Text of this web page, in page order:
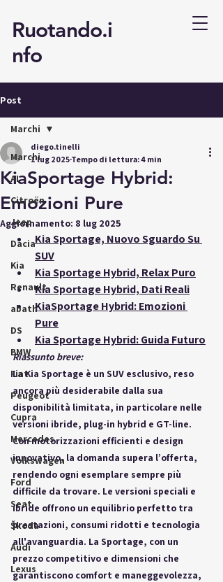
Ruotando.i
nfo
Post
Marchi
AI
Citroën
Jeep
Dacia
Kia
Renault
abath
DS
BMW
Fiat
Peugeot
Cupra
Mercedes
Volkswagen
Ford
Seat
Škoda
Audi
Lexus
Marchi
KiaSportage Hybrid:
Emozioni Pure
diego.tinelli
1 lug 2025Tempo di lettura: 4 min
Aggiornamento: 8 lug 2025
Kia Sportage, Nuovo Sguardo Su
SUV
Kia Sportage Hybrid, Relax Puro
Kia Sportage Hybrid, Dati Reali
KiaSportage Hybrid: Emozioni
Pure
Kia Sportage Hybrid: Guida Futuro
Riassunto breve:
La Kia Sportage è un SUV esclusivo, reso
ancora più desiderabile dalla sua
disponibilità limitata, in particolare nelle
versioni ibride, plug-in hybrid e GT-line.
Con motorizzazioni efficienti e design
innovativo, la domanda supera l’offerta,
rendendo ogni esemplare sempre più
difficile da trovare. Le versioni speciali e
ibride offrono un equilibrio perfetto tra
prestazioni, consumi ridotti e tecnologia
all'avanguardia. La Sportage, con un
prezzo competitivo e dimensioni che
garantiscono comfort e maneggevolezza,